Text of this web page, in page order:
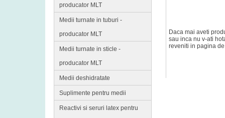
producator MLT
Medii turnate in tuburi -
producator MLT
Medii turnate in sticle -
producator MLT
Medii deshidratate
Suplimente pentru medii
Reactivi si seruri latex pentru
Daca mai aveti
sau inca nu v-ati
reveniti in pagina